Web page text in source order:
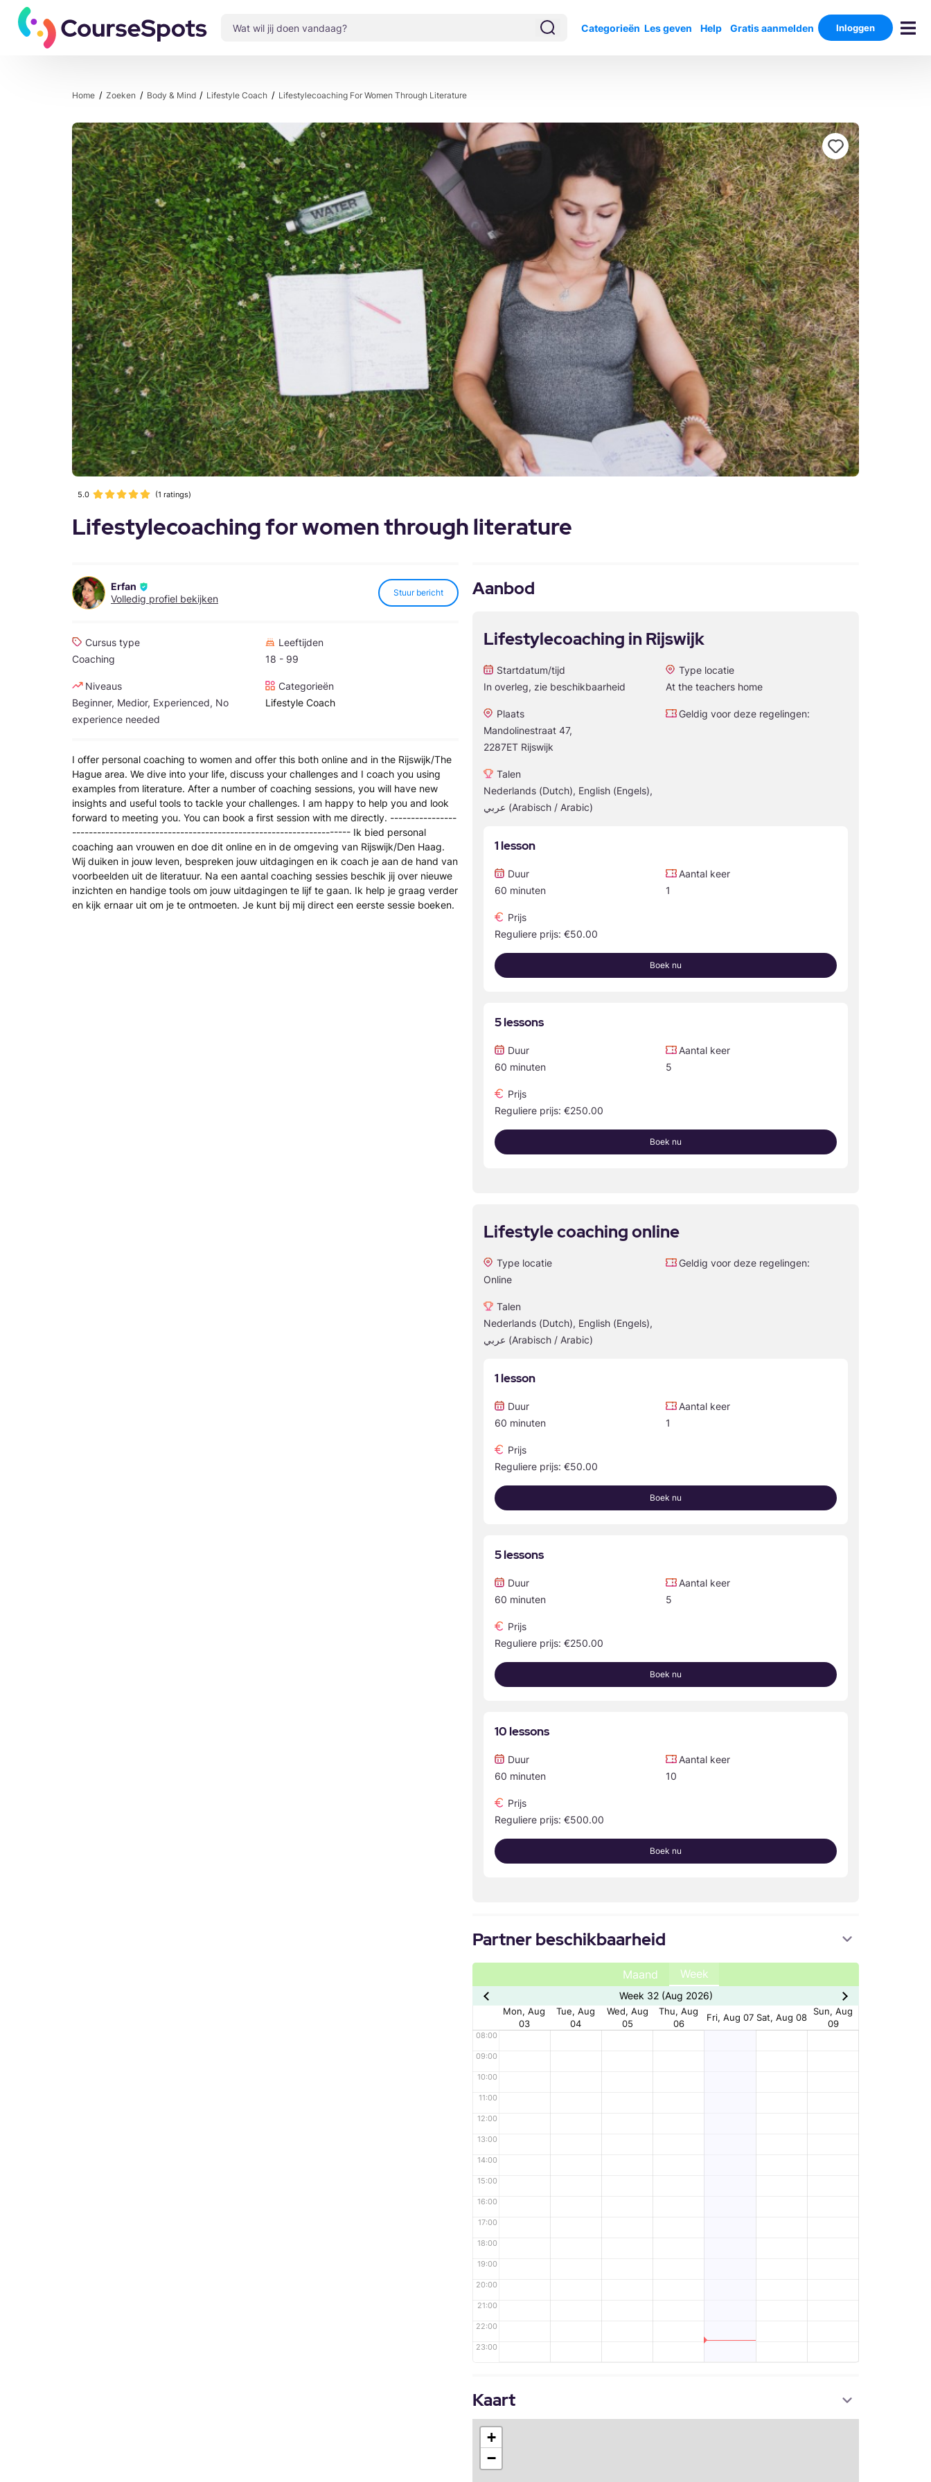
Categorieën Les geven Help Gratis aanmelden Inloggen
Home Zoeken Body & Mind Lifestyle Coach Lifestylecoaching For Women Through Literature
5.0 (1 ratings)
Lifestylecoaching for women through literature
Erfan
Volledig profiel bekijken
Stuur bericht
Cursus type
Coaching
Leeftijden
18 - 99
Niveaus
Beginner, Medior, Experienced, No
experience needed
Categorieën
Lifestyle Coach
I offer personal coaching to women and offer this both online and in the Rijswijk/The
Hague area. We dive into your life, discuss your challenges and I coach you using
examples from literature. After a number of coaching sessions, you will have new
insights and useful tools to tackle your challenges. I am happy to help you and look
forward to meeting you. You can book a first session with me directly. ----------------
------------------------------------------------------------------- Ik bied personal
coaching aan vrouwen en doe dit online en in de omgeving van Rijswijk/Den Haag.
Wij duiken in jouw leven, bespreken jouw uitdagingen en ik coach je aan de hand van
voorbeelden uit de literatuur. Na een aantal coaching sessies beschik jij over nieuwe
inzichten en handige tools om jouw uitdagingen te lijf te gaan. Ik help je graag verder
en kijk ernaar uit om je te ontmoeten. Je kunt bij mij direct een eerste sessie boeken.
Aanbod
Lifestylecoaching in Rijswijk
Startdatum/tijd
In overleg, zie beschikbaarheid
Type locatie
At the teachers home
Plaats
Mandolinestraat 47,
2287ET Rijswijk
Geldig voor deze regelingen:
Talen
Nederlands (Dutch), English (Engels),
عربي (Arabisch / Arabic)
1 lesson
Duur
60 minuten
Aantal keer
1
Prijs
Reguliere prijs: €50.00
Boek nu
5 lessons
Duur
60 minuten
Aantal keer
5
Prijs
Reguliere prijs: €250.00
Boek nu
Lifestyle coaching online
Type locatie
Online
Geldig voor deze regelingen:
Talen
Nederlands (Dutch), English (Engels),
عربي (Arabisch / Arabic)
1 lesson
Duur
60 minuten
Aantal keer
1
Prijs
Reguliere prijs: €50.00
Boek nu
5 lessons
Duur
60 minuten
Aantal keer
5
Prijs
Reguliere prijs: €250.00
Boek nu
10 lessons
Duur
60 minuten
Aantal keer
10
Prijs
Reguliere prijs: €500.00
Boek nu
Partner beschikbaarheid
Maand Week
Week 32 (Aug 2026)
Mon, Aug
03
Tue, Aug
04
Wed, Aug
05
Thu, Aug
06
Fri, Aug 07 Sat, Aug 08
Sun, Aug
09
08:00
09:00
10:00
11:00
12:00
13:00
14:00
15:00
16:00
17:00
18:00
19:00
20:00
21:00
22:00
23:00
Kaart
+
−